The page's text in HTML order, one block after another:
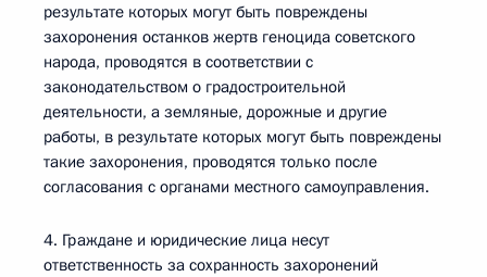
результате которых могут быть повреждены
захоронения останков жертв геноцида советского
народа, проводятся в соответствии с
законодательством о градостроительной
деятельности, а земляные, дорожные и другие
работы, в результате которых могут быть повреждены
такие захоронения, проводятся только после
согласования с органами местного самоуправления.
4. Граждане и юридические лица несут
ответственность за сохранность захоронений